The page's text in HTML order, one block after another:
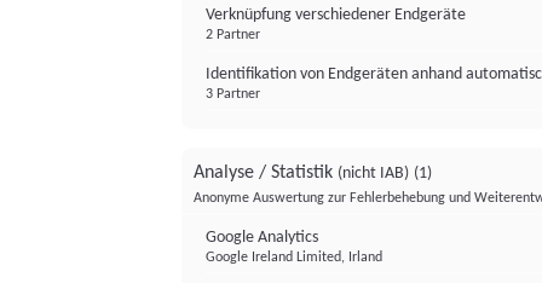
Verknüpfung verschiedener Endgeräte
2 Partner
Identifikation von Endgeräten anhand
3 Partner
Analyse / Statistik (nicht IAB) (1)
Anonyme Auswertung zur Fehlerbehebung und
Google Analytics
Google Ireland Limited, Irland